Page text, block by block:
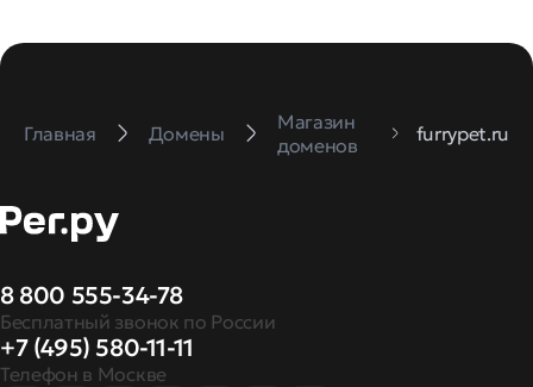
Главная Домены
Магазин
доменов
furrypet.ru
8 800 555-34-78
Бесплатный звонок по России
+7 (495) 580-11-11
Телефон в Москве